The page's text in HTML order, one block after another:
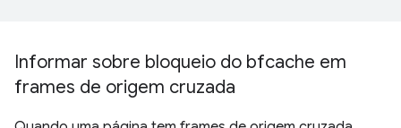
Informar sobre bloqueio do bfcache em
frames de origem cruzada